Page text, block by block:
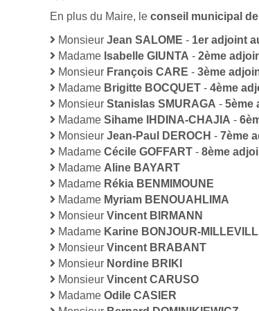
En plus du Maire, le conseil municipal
Monsieur Jean SALOME - 1er adjoint
Madame Isabelle GIUNTA - 2ème
Monsieur François CARE - 3ème
Madame Brigitte BOCQUET - 4ème
Monsieur Stanislas SMURAGA - 5ème
Madame Sihame IHDINA-CHAJIA -
Monsieur Jean-Paul DEROCH - 7ème
Madame Cécile GOFFART - 8ème
Madame Aline BAYART
Madame Rékia BENMIMOUNE
Madame Myriam BENOUAHLIMA
Monsieur Vincent BIRMANN
Madame Karine BONJOUR-
Monsieur Vincent BRABANT
Monsieur Nordine BRIKI
Monsieur Vincent CARUSO
Madame Odile CASIER